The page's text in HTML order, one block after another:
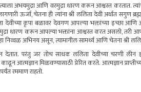
अभयमुद्रा आणिवरमुद्राधारण करूनआश्वस्तकरतात.
ऊर्जा, चेतना ही त्यांना श्री ललिता देवी अर्थात सगुण
देवीच्या कृपा बळावरदेवगणआपल्या भक्तांच्या इच्छा
धारण करून आपल्या भक्तांनाआश्वस्तकरत असलो, तरी
निव्वळ अभिनय असून, त्यामागील सामर्थ्य आणि चेतना श्री
परंतु जर तोच साधक ललिता देवीच्या चरणी लीन
आत्मज्ञान मिळवण्यासाठी प्रेरित करते. आत्मज्ञान
रममाणराहतो.